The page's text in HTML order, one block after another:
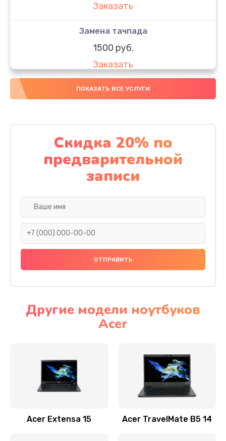
Заказать
Замена тачпада
1500 руб.
Заказать
Замена южного моста
Заказать
Чистка от пыли
1060 руб.
Заказать
Ремонт подсветки
Настройка BIOS
Замена видеочипа
Заказать
ПОКАЗАТЬ ВСЕ УСЛУГИ
Скидка 20% по
предварительной
записи
Другие модели ноутбуков
Acer
Acer Extensa 15 Acer TravelMate B5 14